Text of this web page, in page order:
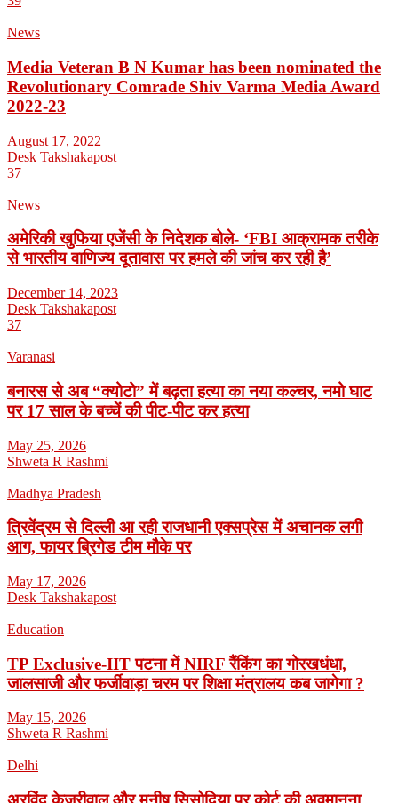
News
Media Veteran B N Kumar has been nominated the
Revolutionary Comrade Shiv Varma Media Award
2022-23
August 17, 2022
Desk Takshakapost
37
News
अमेरिकी खुफिया एजेंसी के निदेशक बोले- ‘FBI आक्रामक तरीके
से भारतीय वाणिज्य दूतावास पर हमले की जांच कर रही है’
December 14, 2023
Desk Takshakapost
37
Varanasi
बनारस से अब “क्योटो” में बढ़ता हत्या का नया कल्चर, नमो घाट
पर 17 साल के बच्चें की पीट-पीट कर हत्या
May 25, 2026
Shweta R Rashmi
Madhya Pradesh
त्रिवेंद्रम से दिल्ली आ रही राजधानी एक्सप्रेस में अचानक लगी
आग, फायर ब्रिगेड टीम मौके पर
May 17, 2026
Desk Takshakapost
Education
TP Exclusive-IIT पटना में NIRF रैंकिंग का गोरखधंधा,
जालसाजी और फर्जीवाड़ा चरम पर शिक्षा मंत्रालय कब जागेगा ?
May 15, 2026
Shweta R Rashmi
Delhi